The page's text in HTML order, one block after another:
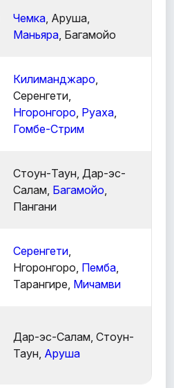
Чемка , Аруша,
Маньяра , Багамойо
Килиманджаро
Серенгети,
Нгоронгоро Руаха
Гомбе-Стрим
Стоун-Таун, Дар-эс-
Салам, Багамойо
Пангани
Серенгети
Нгоронгоро, Пемба
Тарангире, Мичамви
Дар-эс-Салам, Стоун-
Таун, Аруша